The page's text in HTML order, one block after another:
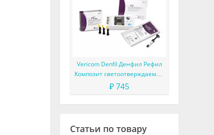
Vericom Denfil Денфил Рефил
Композит светоотверждаемый
материал
₽ 745
Статьи по товару